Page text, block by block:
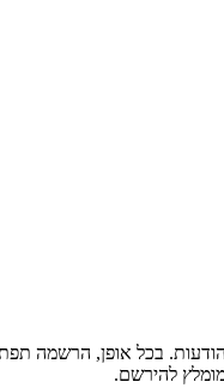
בכל אופן, הרשמה תפתח
להירשם.